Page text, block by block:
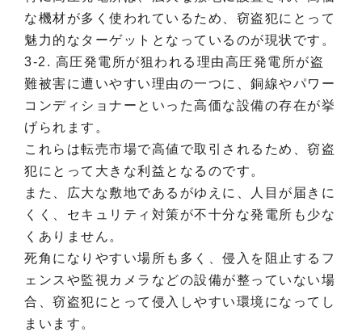
な機材が多く使われているため、窃盗犯にとって
魅力的なターゲットとなっているのが現状です。
3-2. 高圧発電所が狙われる理由高圧発電所が盗
難被害に遭いやすい理由の一つに、銅線やパワー
コンディショナーといった高価な設備の存在が挙
げられます。
これらは転売市場で高値で取引されるため、窃盗
犯にとって大きな利益となるのです。
また、広大な敷地であるがゆえに、人目が届きに
くく、セキュリティ対策が不十分な発電所も少な
くありません。
死角になりやすい場所も多く、侵入を阻止するフ
ェンスや監視カメラなどの設備が整っていない場
合、窃盗犯にとって侵入しやすい環境になってし
まいます。